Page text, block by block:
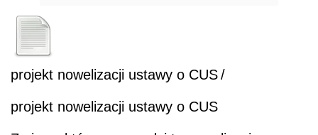
projekt nowelizacji ustawy o CUS/
projekt nowelizacji ustawy o CUS